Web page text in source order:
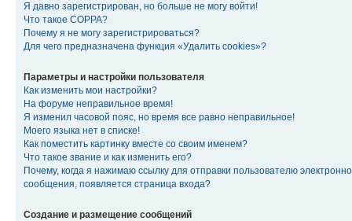
Я давно зарегистрирован, но больше не могу войти!
Что такое COPPA?
Почему я не могу зарегистрироваться?
Для чего предназначена функция «Удалить cookies»?
Параметры и настройки пользователя
Как изменить мои настройки?
На форуме неправильное время!
Я изменил часовой пояс, но время все равно неправильное!
Моего языка нет в списке!
Как поместить картинку вместе со своим именем?
Что такое звание и как изменить его?
Почему, когда я нажимаю ссылку для отправки пользователю
сообщения, появляется страница входа?
Создание и размещение сообщений